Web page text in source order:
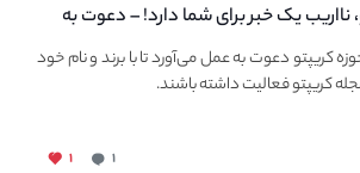
نااریب یک خبر برای شما دارد! – دعوت به
کریپتو دعوت به عمل می‌آورد تا با برند و نام خود
کریپتو فعالیت داشته باشند.
۱ ۱